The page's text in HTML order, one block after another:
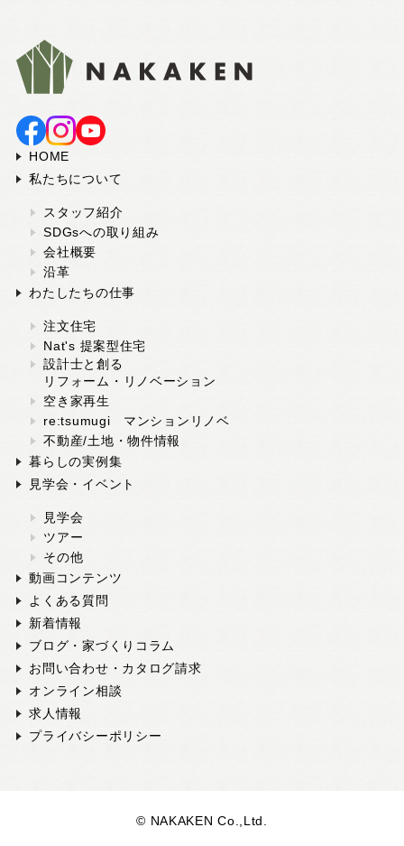
HOME
私たちについて
スタッフ紹介
SDGsへの取り組み
会社概要
沿革
わたしたちの仕事
注文住宅
Nat's 提案型住宅
設計士と創る
リフォーム・リノベーション
空き家再生
re:tsumugi マンションリノベ
不動産/土地・物件情報
暮らしの実例集
見学会・イベント
見学会
ツアー
その他
動画コンテンツ
よくある質問
新着情報
ブログ・家づくりコラム
お問い合わせ・カタログ請求
オンライン相談
求人情報
プライバシーポリシー
© NAKAKEN Co.,Ltd.